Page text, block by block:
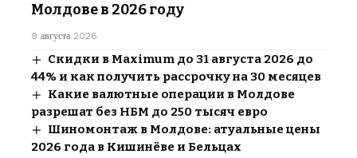
Молдове в 2026 году
9 августа 2026
Скидки в Maximum до 31 августа 2026 до
44% и как получить рассрочку на 30 месяцев
Какие валютные операции в Молдове
разрешат без НБМ до 250 тысяч евро
Шиномонтаж в Молдове: атуальные цены
2026 года в Кишинёве и Бельцах